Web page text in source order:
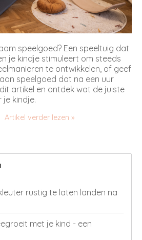
speelgoed? Een speeltuig dat
je kindje stimuleert om steeds
te ontwikkelen, of geef
speelgoed dat na een uur
artikel en ontdek wat de juiste
je kindje.
Artikel verder lezen »
rustig te laten landen na
met je kind - een